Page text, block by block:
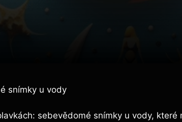
snímky u vody
sebevědomé snímky u vody, které